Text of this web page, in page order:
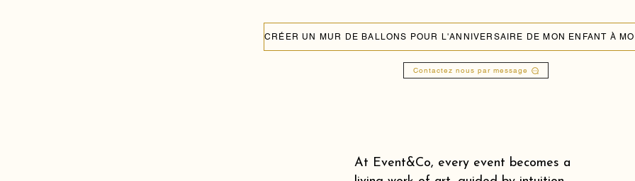
Contactez nous par message
At Event&Co, every event becomes a